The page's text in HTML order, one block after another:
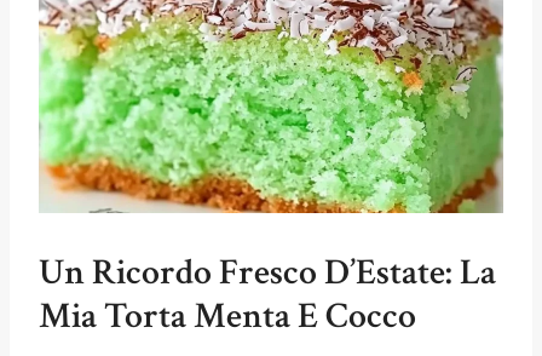
Un Ricordo Fresco D’Estate: La
Mia Torta Menta E Cocco